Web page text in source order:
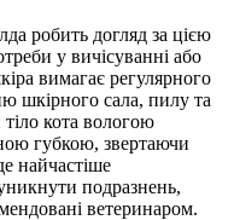
робить догляд за цією
у вичісуванні або
вимагає регулярного
шкірного сала, пилу та
кота вологою
губкою, звертаючи
найчастіше
подразнень,
ветеринаром.